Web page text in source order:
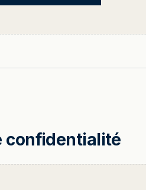
confidentialité